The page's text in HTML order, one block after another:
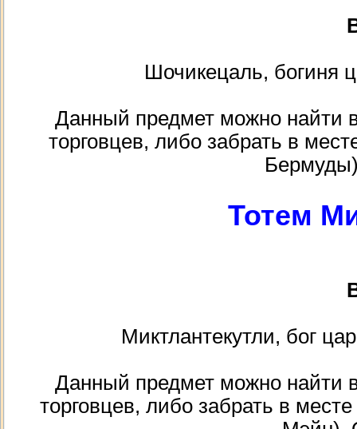
Шочикецаль, богиня
Данный предмет можно найти
торговцев, либо забрать в
Тотем
Миктлантекутли, бог
Данный предмет можно найти
торговцев, либо забрать в